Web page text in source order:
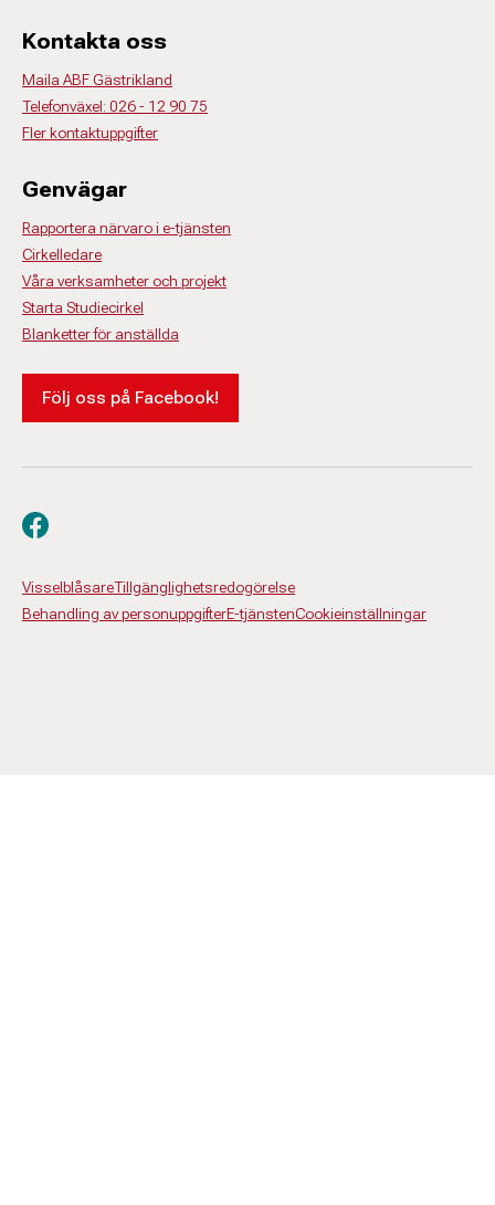
Kontakta oss
Maila ABF Gästrikland
Telefonväxel: 026 - 12 90 75
Fler kontaktuppgifter
Genvägar
Rapportera närvaro i e-tjänsten
Cirkelledare
Våra verksamheter och projekt
Starta Studiecirkel
Blanketter för anställda
Följ oss på Facebook!
VisselblåsareTillgänglighetsredogörelse
Behandling av personuppgifterE-tjänstenCookieinställningar
Besök oss på facebook